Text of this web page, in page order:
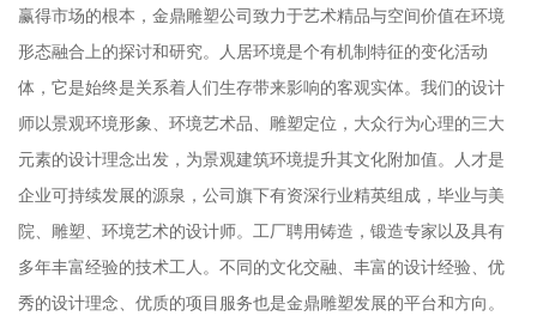
赢得市场的根本，金鼎雕塑公司致力于艺术精品与空间价值在环境
形态融合上的探讨和研究。人居环境是个有机制特征的变化活动
体，它是始终是关系着人们生存带来影响的客观实体。我们的设计
师以景观环境形象、环境艺术品、雕塑定位，大众行为心理的三大
元素的设计理念出发，为景观建筑环境提升其文化附加值。人才是
企业可持续发展的源泉，公司旗下有资深行业精英组成，毕业与美
院、雕塑、环境艺术的设计师。工厂聘用铸造，锻造专家以及具有
多年丰富经验的技术工人。不同的文化交融、丰富的设计经验、优
秀的设计理念、优质的项目服务也是金鼎雕塑发展的平台和方向。